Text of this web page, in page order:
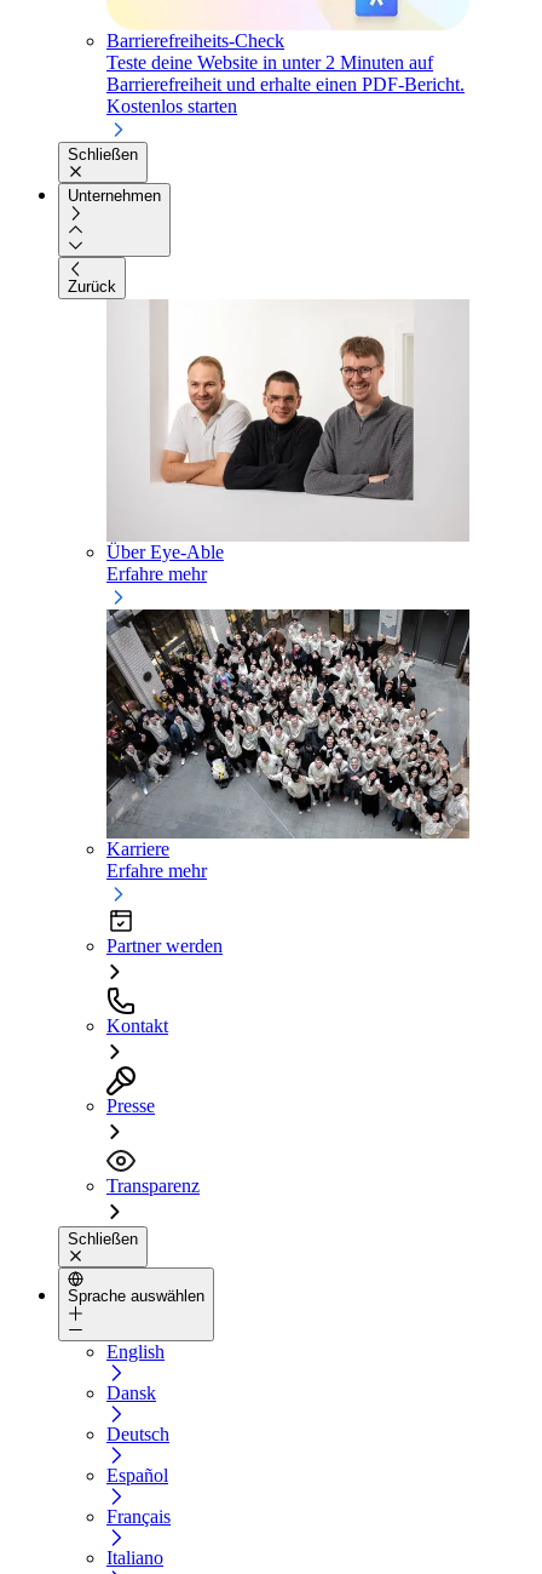
Barrierefreiheits-Check
Teste deine Website in unter 2 Minuten auf
Barrierefreiheit und erhalte einen PDF-Bericht.
Kostenlos starten
Schließen
Unternehmen
Zurück
Über Eye-Able
Erfahre mehr
Karriere
Erfahre mehr
Partner werden
Kontakt
Presse
Transparenz
Schließen
Sprache auswählen
English
Dansk
Deutsch
Español
Français
Italiano